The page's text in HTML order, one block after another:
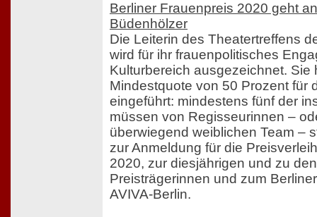
Berliner Frauenpreis 2020 geht
Büdenhölzer
Die Leiterin des Theatertreffens
wird für ihr frauenpolitisches
Kulturbereich ausgezeichnet. Sie
Mindestquote von 50 Prozent für
eingeführt: mindestens fünf der
müssen von Regisseurinnen –
überwiegend weiblichen Team –
zur Anmeldung für die
2020, zur diesjährigen und zu
Preisträgerinnen und zum
AVIVA-Berlin.